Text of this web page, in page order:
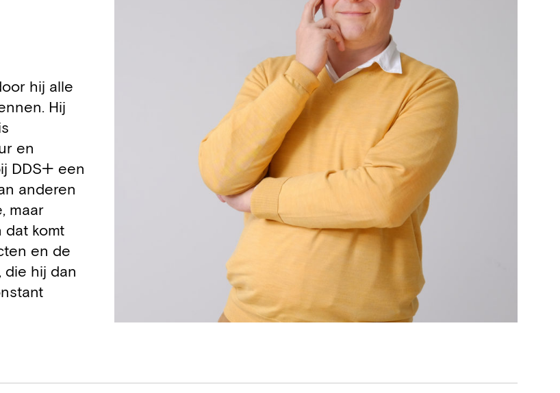
hij alle
Hij
en
DDS+ een
anderen
maar
dat komt
en de
die hij dan